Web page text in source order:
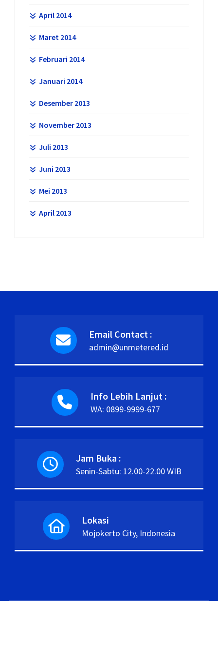
April 2014
Maret 2014
Februari 2014
Januari 2014
Desember 2013
November 2013
Juli 2013
Juni 2013
Mei 2013
April 2013
Email Contact :
admin@unmetered.id
Info Lebih Lanjut :
WA: 0899-9999-677
Jam Buka :
Senin-Sabtu: 12.00-22.00 WIB
Lokasi
Mojokerto City, Indonesia